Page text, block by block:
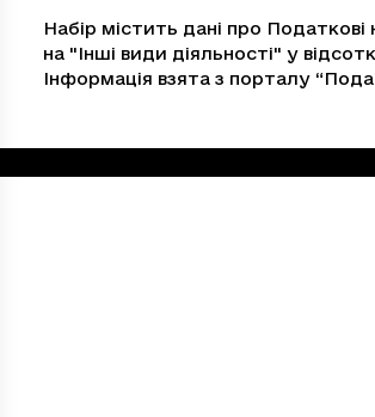
Набір містить дані про Податкові
на "Iншi види дiяльностi" у
Інформація взята з порталу